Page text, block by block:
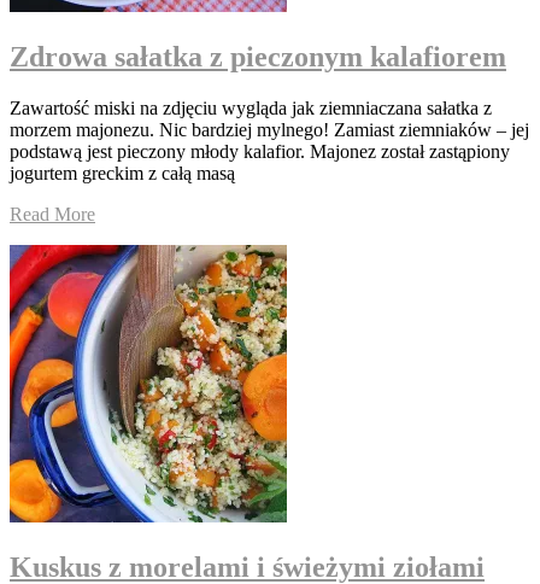
Zdrowa sałatka z pieczonym kalafiorem
Zawartość miski na zdjęciu wygląda jak ziemniaczana sałatka z
morzem majonezu. Nic bardziej mylnego! Zamiast ziemniaków – jej
podstawą jest pieczony młody kalafior. Majonez został zastąpiony
jogurtem greckim z całą masą
Read More
Kuskus z morelami i świeżymi ziołami